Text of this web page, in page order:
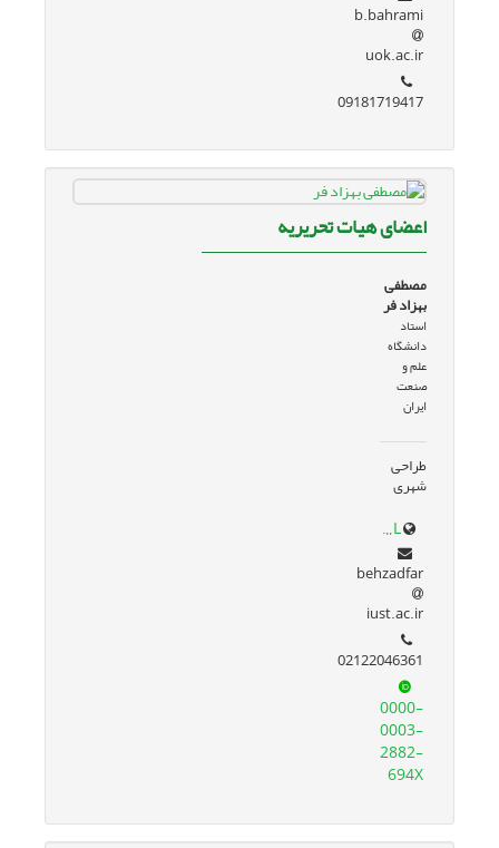
b.bahrami
uok.ac.ir
09181719417
اعضای هیات تحریریه
مصطفی
بهزاد فر
استاد
دانشگاه
علم و
صنعت
ایران
طراحی
شهری
www.google.com/url?sa=t&source=web&rct=j&opi=89978449&url=www.iust.ac.ir/find-27.7655.9852.fa.html&ved=2ahUKEwirwYPsx6eJAxXX3AIHHdF4K_sQFnoECBcQAQ&usg=AOvVaw31igYklNz70JmktymN-gIL
behzadfar
iust.ac.ir
02122046361
0000-
0003-
2882-
694X